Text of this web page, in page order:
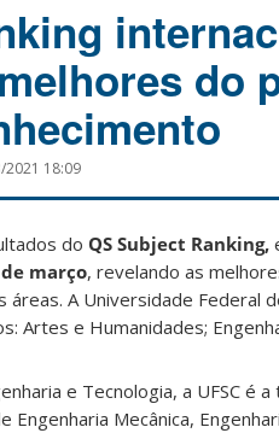
do
2021 18:09
do QS Subject Ranking,
março, revelando as
áreas. A Universidade Federal
Artes e Humanidades;
e Tecnologia, a UFSC
Engenharia Mecânica,